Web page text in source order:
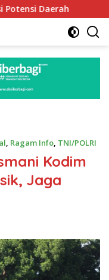
DPR Dorong
, Ragam Info, TNI/POLRI
Kodim
Jaga